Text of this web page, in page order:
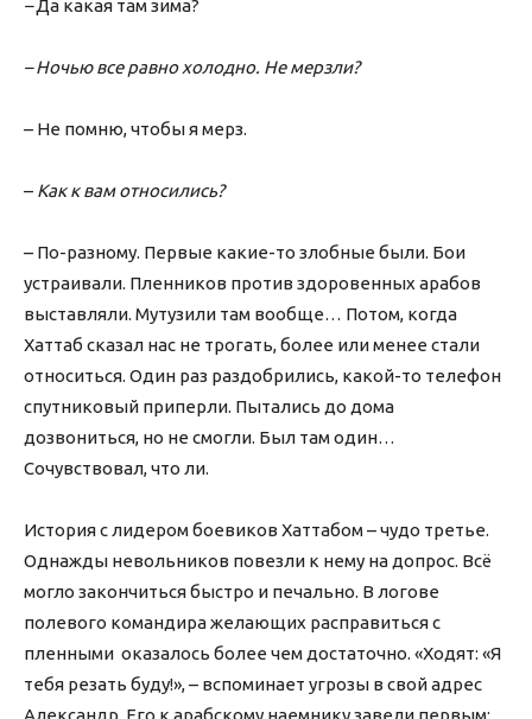
–Да какая там зима?
– Ночью все равно холодно. Не мерзли?
– Не помню, чтобы я мерз.
– Как к вам относились?
– По-разному. Первые какие-то злобные были. Бои
устраивали. Пленников против здоровенных арабов
выставляли. Мутузили там вообще… Потом, когда
Хаттаб сказал нас не трогать, более или менее стали
относиться. Один раз раздобрились, какой-то телефон
спутниковый приперли. Пытались до дома
дозвониться, но не смогли. Был там один…
Сочувствовал, что ли.
История с лидером боевиков Хаттабом – чудо третье.
Однажды невольников повезли к нему на допрос. Всё
могло закончиться быстро и печально. В логове
полевого командира желающих расправиться с
пленными оказалось более чем достаточно. «Ходят: «Я
тебя резать буду!», – вспоминает угрозы в свой адрес